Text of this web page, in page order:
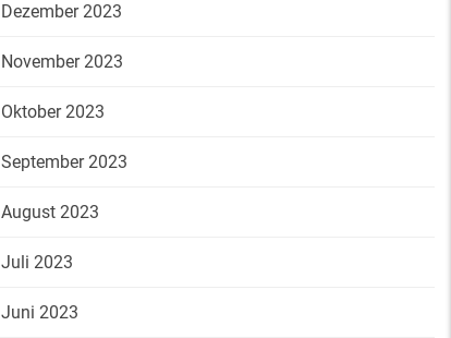
Dezember 2023
November 2023
Oktober 2023
September 2023
August 2023
Juli 2023
Juni 2023